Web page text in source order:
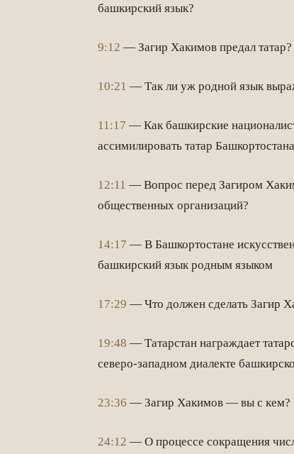
башкирский язык?
9:12 — Загир Хакимов предал татар?
10:21 — Так ли уж родной язык
11:17 — Как башкирские
ассимилировать татар
12:11 — Вопрос перед Загиром
общественных организаций?
14:17 — В Башкортостане
башкирский язык родным языком
17:29 — Что должен сделать Загир
19:48 — Татарстан награждает
северо-западном диалекте
23:36 — Загир Хакимов — вы с кем?
24:12 — О процессе сокращения